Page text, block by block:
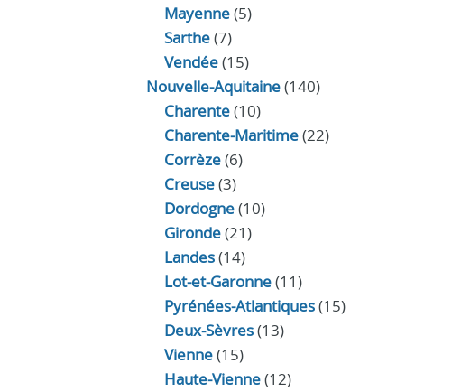
Mayenne(5)
Sarthe(7)
Vendée(15)
Nouvelle-Aquitaine(140)
Charente(10)
Charente-Maritime(22)
Corrèze(6)
Creuse(3)
Dordogne(10)
Gironde(21)
Landes(14)
Lot-et-Garonne(11)
Pyrénées-Atlantiques(15)
Deux-Sèvres(13)
Vienne(15)
Haute-Vienne(12)